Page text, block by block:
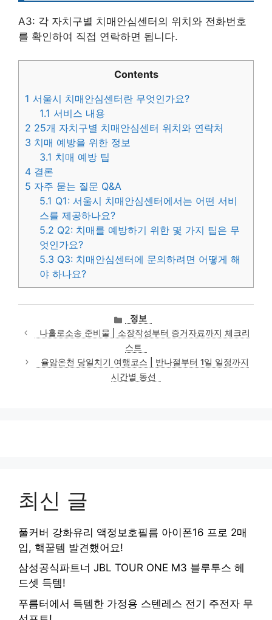
A3: 각 자치구별 치매안심센터의 위치와 전화번호
를 확인하여 직접 연락하면 됩니다.
Contents
1 서울시 치매안심센터란 무엇인가요?
1.1 서비스 내용
2 25개 자치구별 치매안심센터 위치와 연락처
3 치매 예방을 위한 정보
3.1 치매 예방 팁
4 결론
5 자주 묻는 질문 Q&A
5.1 Q1: 서울시 치매안심센터에서는 어떤 서비
스를 제공하나요?
5.2 Q2: 치매를 예방하기 위한 몇 가지 팁은 무
엇인가요?
5.3 Q3: 치매안심센터에 문의하려면 어떻게 해
야 하나요?
카
테
고
리
정보
나홀로소송 준비물 | 소장작성부터 증거자료까지 체크리
스트
율암온천 당일치기 여행코스 | 반나절부터 1일 일정까지
시간별 동선
최신 글
풀커버 강화유리 액정보호필름 아이폰16 프로 2매
입, 핵꿀템 발견했어요!
삼성공식파트너 JBL TOUR ONE M3 블루투스 헤
드셋 득템!
푸름터에서 득템한 가정용 스텐레스 전기 주전자 무